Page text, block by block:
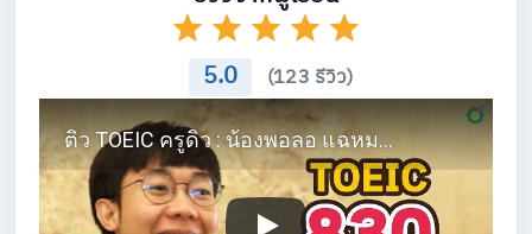
5.0 (123 รีวิว)
ติว TOEIC ครูดิว : น้องพอลอ แฉหมด! คว้า TOEIC 830 คะแนน ใน 1 เดือน!!